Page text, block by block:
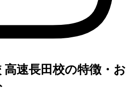
高速長田校の特徴・お